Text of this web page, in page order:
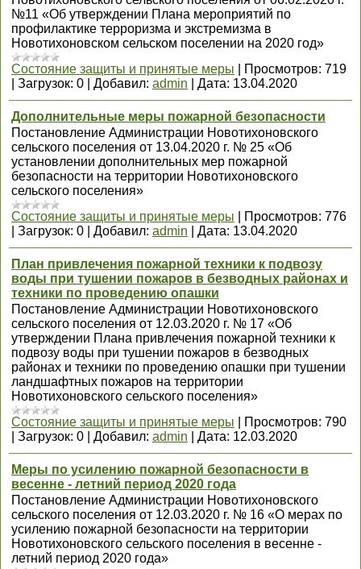
№11 «Об утверждении Плана мероприятий по
профилактике терроризма и экстремизма в
Новотихоновском сельском поселении на 2020 год»
Состояние защиты и принятые меры
Просмотров: 719
Загрузок: 0 Добавил: admin Дата: 13.04.2020
Дополнительные меры пожарной безопасности
Постановление Администрации Новотихоновского
сельского поселения от 13.04.2020 г. № 25 «Об
установлении дополнительных мер пожарной
безопасности на территории Новотихоновского
сельского поселения»
Состояние защиты и принятые меры
Просмотров: 776
Загрузок: 0 Добавил: admin Дата: 13.04.2020
План привлечения пожарной техники к подвозу
воды при тушении пожаров в безводных районах и
техники по проведению опашки
Постановление Администрации Новотихоновского
сельского поселения от 12.03.2020 г. № 17 «Об
утверждении Плана привлечения пожарной техники к
подвозу воды при тушении пожаров в безводных
районах и техники по проведению опашки при тушении
ландшафтных пожаров на территории
Новотихоновского сельского поселения»
Состояние защиты и принятые меры
Просмотров: 790
Загрузок: 0 Добавил: admin Дата: 12.03.2020
Меры по усилению пожарной безопасности в
весенне - летний период 2020 года
Постановление Администрации Новотихоновского
сельского поселения от 12.03.2020 г. № 16 «О мерах по
усилению пожарной безопасности на территории
Новотихоновского сельского поселения в весенне -
летний период 2020 года»